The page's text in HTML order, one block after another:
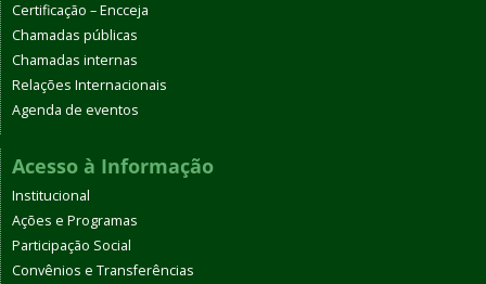
Certificação – Encceja
Chamadas públicas
Chamadas internas
Relações Internacionais
Agenda de eventos
Acesso à Informação
Institucional
Ações e Programas
Participação Social
Convênios e Transferências